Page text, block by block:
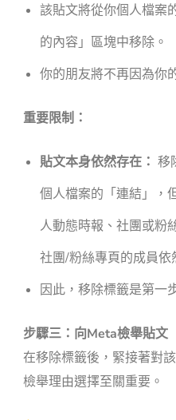
該貼文將從你個人檔案
的內容」區塊中移除。
你的朋友將不再因為你
重要限制：
貼文本身依然存在： 移
個人檔案的「連結」，
人動態時報、社團或粉
社團/粉絲專頁的成員依
因此，移除標籤是第一
步驟三：向Meta檢舉貼文
在移除標籤後，緊接著對
檢舉理由選擇至關重要。